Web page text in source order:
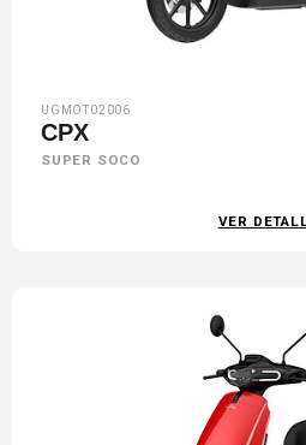
UGMOT02006
CPX
SUPER SOCO
VER